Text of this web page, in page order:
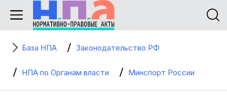
База НПА Законодательство РФ
НПА по Органам власти Минспорт России